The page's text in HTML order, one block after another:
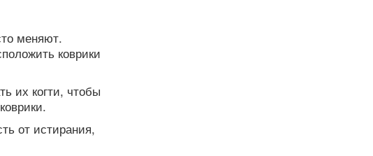
меняют.
коврики
их когти, чтобы
от истирания,